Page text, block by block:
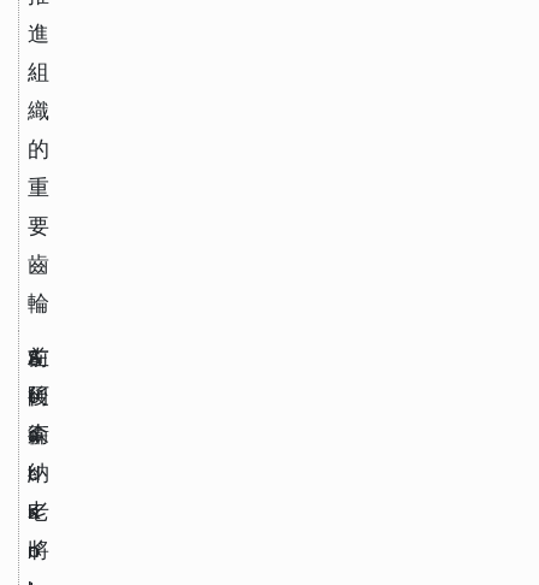
進
組
織
的
重
要
齒
輪
S
e
a
d
K
o
左
後
衛
A
t
a
l
a
n
前
阿
森
納
老
將